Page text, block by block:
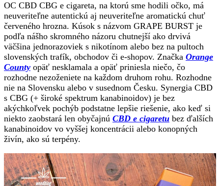
OC CBD CBG e cigareta, na ktorú sme hodili očko, má
neuveriteľne autentickú aj neuveriteľne aromatickú chuť
červeného hrozna. Kúsok s názvom GRAPE BURST je
podľa nášho skromného názoru chutnejší ako drvivá
väčšina jednorazoviek s nikotínom alebo bez na pultoch
slovenských trafík, obchodov či e-shopov. Značka Orange
County opäť nesklamala a opäť priniesla niečo, čo
rozhodne nezoženiete na každom druhom rohu. Rozhodne
nie na Slovensku alebo v susednom Česku. Synergia CBD
s CBG (+ široké spektrum kanabinoidov) je bez
akýchkoľvek pochýb podstatne lepšie riešenie, ako keď si
niekto zaobstará len obyčajnú CBD e cigaretu bez ďalších
kanabinoidov vo vyššej koncentrácii alebo konopných
živín, ako sú terpény.